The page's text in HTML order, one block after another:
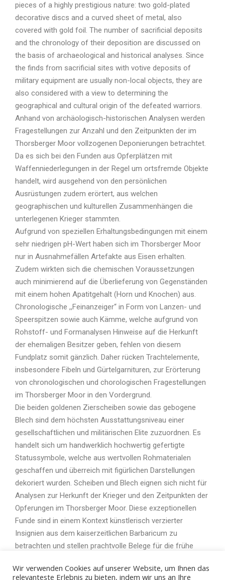
pieces of a highly prestigious nature: two gold-plated
decorative discs and a curved sheet of metal, also
covered with gold foil. The number of sacrificial deposits
and the chronology of their deposition are discussed on
the basis of archaeological and historical analyses. Since
the finds from sacrificial sites with votive deposits of
military equipment are usually non-local objects, they are
also considered with a view to determining the
geographical and cultural origin of the defeated warriors.
Anhand von archäologisch-historischen Analysen werden
Fragestellungen zur Anzahl und den Zeitpunkten der im
Thorsberger Moor vollzogenen Deponierungen betrachtet.
Da es sich bei den Funden aus Opferplätzen mit
Waffenniederlegungen in der Regel um ortsfremde Objekte
handelt, wird ausgehend von den persönlichen
Ausrüstungen zudem erörtert, aus welchen
geographischen und kulturellen Zusammenhängen die
unterlegenen Krieger stammten.
Aufgrund von speziellen Erhaltungsbedingungen mit einem
sehr niedrigen pH-Wert haben sich im Thorsberger Moor
nur in Ausnahmefällen Artefakte aus Eisen erhalten.
Zudem wirkten sich die chemischen Voraussetzungen
auch minimierend auf die Überlieferung von Gegenständen
mit einem hohen Apatitgehalt (Horn und Knochen) aus.
Chronologische ,,Feinanzeiger“ in Form von Lanzen- und
Speerspitzen sowie auch Kämme, welche aufgrund von
Rohstoff- und Formanalysen Hinweise auf die Herkunft
der ehemaligen Besitzer geben, fehlen von diesem
Fundplatz somit gänzlich. Daher rücken Trachtelemente,
insbesondere Fibeln und Gürtelgarnituren, zur Erörterung
von chronologischen und chorologischen Fragestellungen
im Thorsberger Moor in den Vordergrund.
Die beiden goldenen Zierscheiben sowie das gebogene
Blech sind dem höchsten Ausstattungsniveau einer
gesellschaftlichen und militärischen Elite zuzuordnen. Es
handelt sich um handwerklich hochwertig gefertigte
Statussymbole, welche aus wertvollen Rohmaterialen
geschaffen und überreich mit figürlichen Darstellungen
dekoriert wurden. Scheiben und Blech eignen sich nicht für
Analysen zur Herkunft der Krieger und den Zeitpunkten der
Opferungen im Thorsberger Moor. Diese exzeptionellen
Funde sind in einem Kontext künstlerisch verzierter
Insignien aus dem kaiserzeitlichen Barbaricum zu
betrachten und stellen prachtvolle Belege für die frühe
Wir verwenden Cookies auf unserer Website, um Ihnen das
relevanteste Erlebnis zu bieten, indem wir uns an Ihre